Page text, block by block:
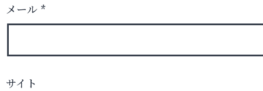
メール *
サイト